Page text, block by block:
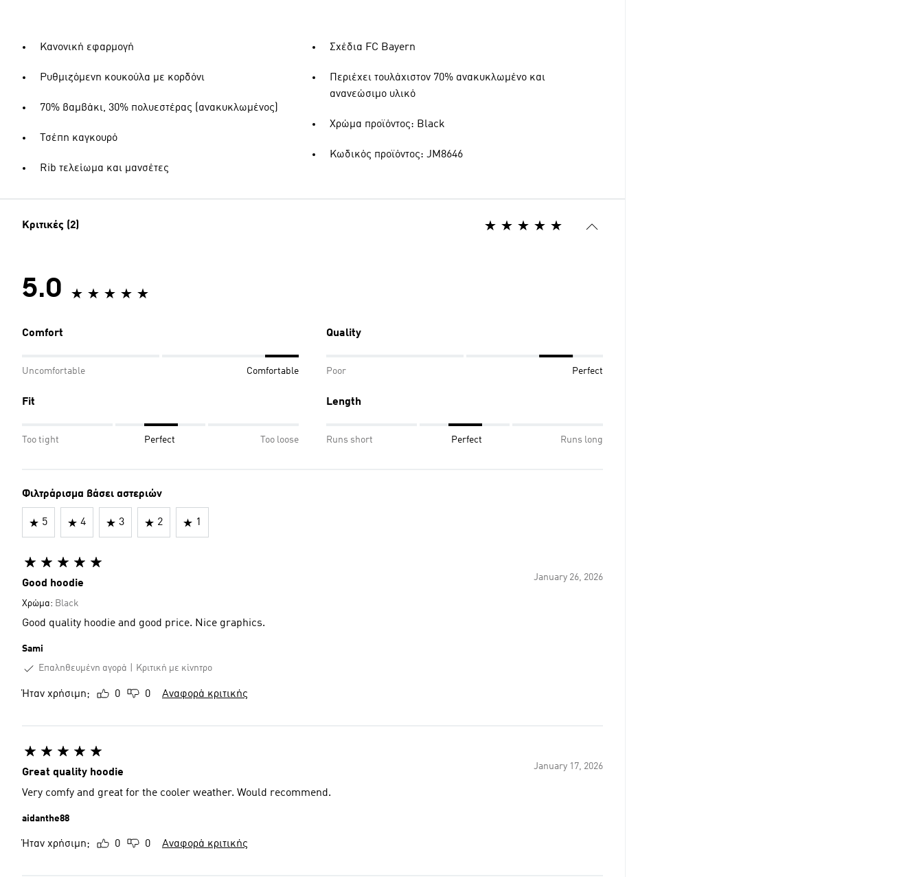
Κανονική εφαρμογή
Ρυθμιζόμενη κουκούλα με κορδόνι
70% βαμβάκι, 30% πολυεστέρας (ανακυκλωμένος)
Τσέπη καγκουρό
Rib τελείωμα και μανσέτες
Σχέδια FC Bayern
Περιέχει τουλάχιστον 70% ανακυκλωμένο και
ανανεώσιμο υλικό
Χρώμα προϊόντος: Black
Κωδικός προϊόντος: JM8646
Κριτικές (2)
5.0
Comfort
Uncomfortable Comfortable
Quality
Poor Perfect
Fit
Too tight Perfect Too loose
Length
Runs short Perfect Runs long
Φιλτράρισμα βάσει αστεριών
5 4 3 2 1
January 26, 2026
Good hoodie
Χρώμα: Black
Good quality hoodie and good price. Nice graphics.
Sami
Επαληθευμένη αγορά
Κριτική με κίνητρο
Ήταν χρήσιμη; 0 0 Αναφορά κριτικής
January 17, 2026
Great quality hoodie
Very comfy and great for the cooler weather. Would recommend.
aidanthe88
Ήταν χρήσιμη; 0 0 Αναφορά κριτικής